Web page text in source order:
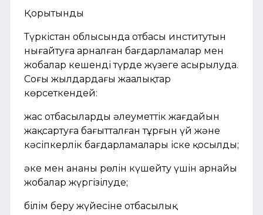
Қорытынды
Түркістан облысында отбасы институтын
нығайтуға арналған бағдарламалар мен
жобалар кешенді түрде жүзеге асырылуда.
Соңғы жылдардағы жаңалықтар
көрсеткендей:
жас отбасылардың әлеуметтік жағдайын
жақсартуға бағытталған тұрғын үй және
кәсіпкерлік бағдарламалары іске қосылды;
әке мен ананың рөлін күшейту үшін арнайы
жобалар жүргізілуде;
білім беру жүйесіне отбасылық